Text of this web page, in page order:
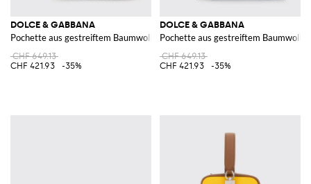
DOLCE & GABBANA
Pochette aus gestreiftem Baumwollpopeline
CHF 649.13
CHF 421.93
-35%
DOLCE & GABBANA
Pochette aus gestreiftem
CHF 649.13
CHF 421.93
-35%